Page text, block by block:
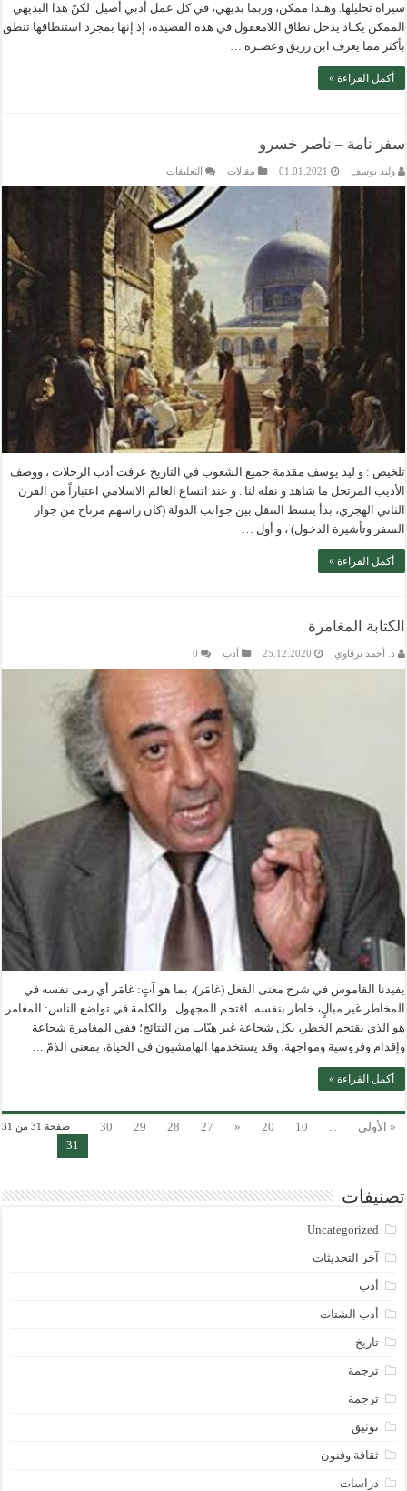
سيراه تحليلها. وهـذا ممكن، وربما بديهي، في كل عمل أدبي أصيل. لكنّ هذا البديهي
الممكن يكـاد يدخل نطاق اللامعقول في هذه القصيدة، إذ إنها بمجرد استنطاقها تنطق
بأكثر مما يعرف ابن زريق وعصـره …
أكمل القراءة »
سفر نامة – ناصر خسرو
وليد يوسف 01.01.2021 مقالات التعليقات
نامة
–
ناصر
خسرو
مغلقة
تلخيص : و ليد يوسف مقدمة جميع الشعوب في التاريخ عرفت أدب الرحلات ، ووصف
الأديب المرتحل ما شاهد و نقله لنا . و عند اتساع العالم الاسلامي اعتباراً من القرن
الثاني الهجري، بدأ ينشط التنقل بين جوانب الدولة (كان راسهم مرتاح من جواز
السفر وتأشيرة الدخول) ، و أول …
أكمل القراءة »
الكتابة المغامرة
د. أحمد برقاوي 25.12.2020 أدب 0
يفيدنا القاموس في شرح معنى الفعل (غامَر)، بما هو آتٍ: غامَر أي رمى نفسه في
المخاطر غير مبالٍ، خاطر بنفسه، اقتحم المجهول.. والكلمة في تواضع الناس: المغامر
هو الذي يقتحم الخطر، بكل شجاعة غير هيّاب من النتائج؛ ففي المغامرة شجاعة
وإقدام وفروسية ومواجهة، وقد يستخدمها الهامشيون في الحياة، بمعنى الذمّ …
أكمل القراءة »
صفحة 31 من 31 « الأولى ...
10
20
«
27
28
29
30
31
تصنيفات
Uncategorized
آخر التحديثات
أدب
أدب الشتات
تاريخ
ترجمة
ترجمة
توثيق
ثقافة وفنون
دراسات